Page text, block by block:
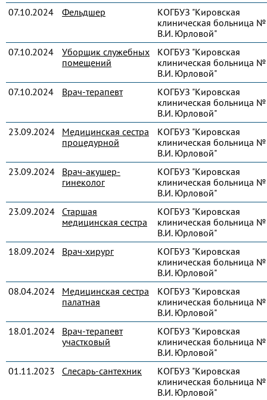
07.10.2024
Фельдшер
КОГБУЗ "Кировская
клиническая больница
В.И. Юрловой"
07.10.2024
Уборщик служебных
помещений
КОГБУЗ "Кировская
клиническая больница
В.И. Юрловой"
07.10.2024
Врач-терапевт
КОГБУЗ "Кировская
клиническая больница
В.И. Юрловой"
23.09.2024
Медицинская сестра
процедурной
КОГБУЗ "Кировская
клиническая больница
В.И. Юрловой"
23.09.2024
Врач-акушер-
гинеколог
КОГБУЗ "Кировская
клиническая больница
В.И. Юрловой"
23.09.2024
Старшая
медицинская сестра
КОГБУЗ "Кировская
клиническая больница
В.И. Юрловой"
18.09.2024
Врач-хирург
КОГБУЗ "Кировская
клиническая больница
В.И. Юрловой"
08.04.2024
Медицинская сестра
палатная
КОГБУЗ "Кировская
клиническая больница
В.И. Юрловой"
18.01.2024
Врач-терапевт
участковый
КОГБУЗ "Кировская
клиническая больница
В.И. Юрловой"
01.11.2023
Слесарь-сантехник
КОГБУЗ "Кировская
клиническая больница
В.И. Юрловой"